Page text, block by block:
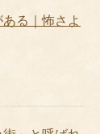
る｜怖さよ